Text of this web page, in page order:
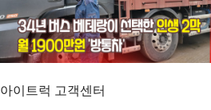
아이트럭 고객센터